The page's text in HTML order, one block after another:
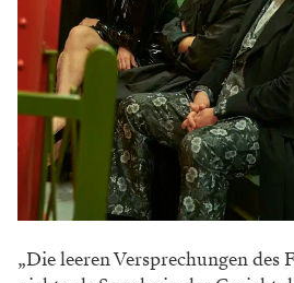
„Die leeren Versprechungen des